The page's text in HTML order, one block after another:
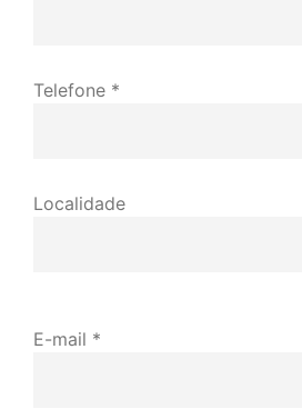
Telefone *
Localidade
E-mail *